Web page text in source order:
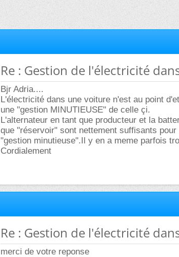
Re : Gestion de l'électricité
Bjr Adria....
L'électricité dans une voiture n'est au point
une "gestion MINUTIEUSE" de celle çi.
L'alternateur en tant que producteur et la
que "réservoir" sont nettement suffisants
"gestion minutieuse".Il y en a meme parfois
Cordialement
Re : Gestion de l'électricité
merci de votre reponse